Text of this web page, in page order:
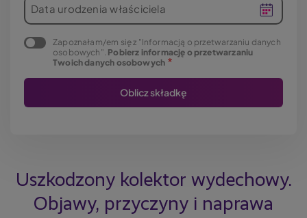
Data urodzenia właściciela
Zapoznałam/em się z "Informacją o przetwarzaniu danych
osobowych". Pobierz informację o przetwarzaniu
Twoich danych osobowych
Uszkodzony kolektor wydechowy.
Objawy, przyczyny i naprawa